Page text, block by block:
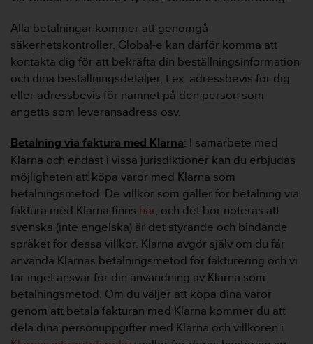
Alla betalningar kommer att genomgå
säkerhetskontroller. Global-e kan därför komma att
kontakta dig för att bekräfta din beställningsinformation
och dina beställningsdetaljer, t.ex. adressbevis för dig
eller adressbevis för namnet på den person som
angetts som leveransadress osv.
Betalning via faktura med Klarna: I samarbete med
Klarna och endast i vissa jurisdiktioner kan du erbjudas
möjligheten att köpa varor med Klarna som
betalningsmetod. De villkor som gäller för betalning via
faktura med Klarna finns här, och det bör noteras att
svenska (inte engelska) är det styrande och bindande
språket för dessa villkor. Klarna avgör själv om du får
använda Klarnas betalningsmetod för fakturering och vi
tar inget ansvar för din användning av Klarna som
betalningsmetod. Om du väljer att köpa dina varor
genom att betala fakturan med Klarna kommer du att
dela dina personuppgifter med Klarna och villkoren i